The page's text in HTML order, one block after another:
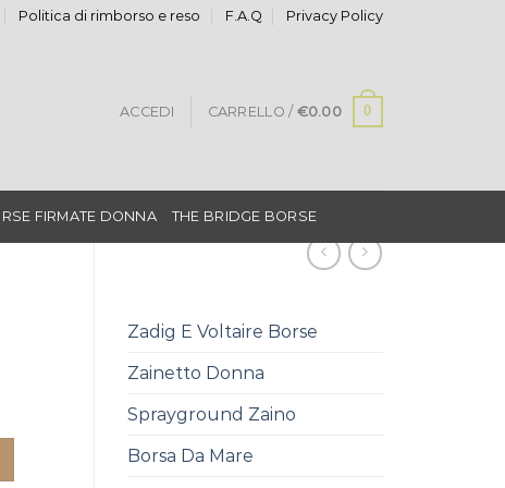
Politica di rimborso e reso F.A.Q Privacy Policy
ACCEDI CARRELLO / €0.00 0
FIRMATE DONNA THE BRIDGE BORSE
Zadig E Voltaire Borse
Zainetto Donna
Sprayground Zaino
Borsa Da Mare